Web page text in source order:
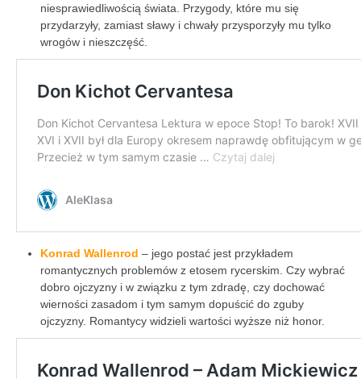
niesprawiedliwością świata. Przygody, które mu się
przydarzyły, zamiast sławy i chwały przysporzyły mu tylko
wrogów i nieszczęść.
Konrad Wallenrod – jego postać jest przykładem
romantycznych problemów z etosem rycerskim. Czy wybrać
dobro ojczyzny i w związku z tym zdradę, czy dochować
wierności zasadom i tym samym dopuścić do zguby
ojczyzny. Romantycy widzieli wartości wyższe niż honor.